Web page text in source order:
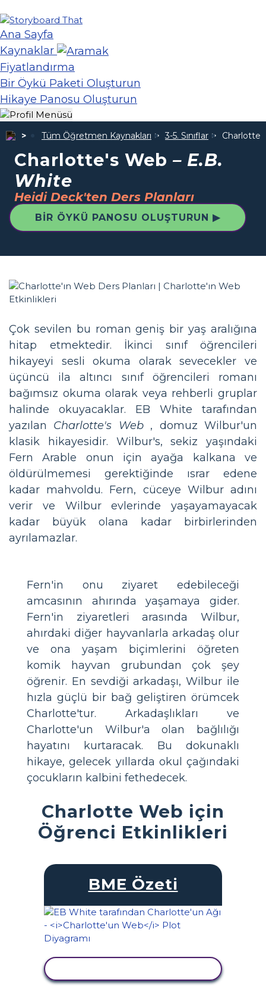
Ana Sayfa
Kaynaklar
Fiyatlandırma
Bir Öykü Paketi Oluşturun
Hikaye Panosu Oluşturun
Tüm Öğretmen Kaynakları 3-5. Sınıflar
Charlotte's Web– E.B.
White
Heidi Deck'ten Ders Planları
BIR ÖYKÜ PANOSU OLUŞTURUN ▶
Çok sevilen bu roman geniş bir yaş aralığına
hitap etmektedir. İkinci sınıf öğrencileri
hikayeyi sesli okuma olarak sevecekler ve
üçüncü ila altıncı sınıf öğrencileri romanı
bağımsız okuma olarak veya rehberli gruplar
halinde okuyacaklar. EB White tarafından
yazılan Charlotte's Web, domuz Wilbur'un
klasik hikayesidir. Wilbur's, sekiz yaşındaki
Fern Arable onun için ayağa kalkana ve
öldürülmemesi gerektiğinde ısrar edene
kadar mahvoldu. Fern, cüceye Wilbur adını
verir ve Wilbur evlerinde yaşayamayacak
kadar büyük olana kadar birbirlerinden
ayrılamazlar.
Fern'in onu ziyaret edebileceği
amcasının ahırında yaşamaya gider.
Fern'in ziyaretleri arasında Wilbur,
ahırdaki diğer hayvanlarla arkadaş olur
ve ona yaşam biçimlerini öğreten
komik hayvan grubundan çok şey
öğrenir. En sevdiği arkadaşı, Wilbur ile
hızla güçlü bir bağ geliştiren örümcek
Charlotte'tur. Arkadaşlıkları ve
Charlotte'un Wilbur'a olan bağlılığı
hayatını kurtaracak. Bu dokunaklı
hikaye, gelecek yıllarda okul çağındaki
çocukların kalbini fethedecek.
Charlotte Web için
Öğrenci Etkinlikleri
BME Özeti